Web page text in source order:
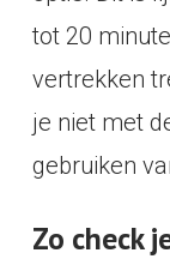
tot 20
vertrekken
je niet met
gebruiken
Zo check